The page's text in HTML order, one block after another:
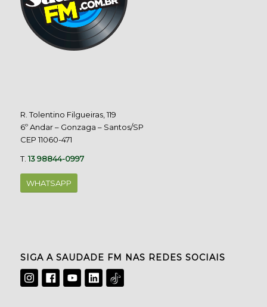
R. Tolentino Filgueiras, 119
6º Andar – Gonzaga – Santos/SP
CEP 11060-471
T.13 98844-0997
WHATSAPP
SIGA A SAUDADE FM NAS REDES SOCIAIS